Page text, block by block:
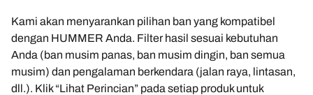
Kami akan menyarankan pilihan ban yang kompatibel
dengan HUMMER Anda. Filter hasil sesuai kebutuhan
Anda (ban musim panas, ban musim dingin, ban semua
musim) dan pengalaman berkendara (jalan raya, lintasan,
dll.). Klik “Lihat Perincian” pada setiap produk untuk